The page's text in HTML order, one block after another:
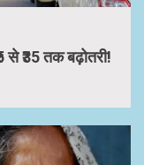
से ₹35 तक बढ़ोतरी!